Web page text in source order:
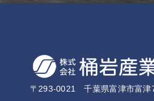
〒293-0021 千葉県富津市富津